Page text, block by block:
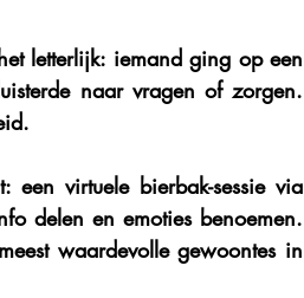
letterlijk: iemand ging op een
naar vragen of zorgen.
een virtuele bierbak-sessie via
delen en emoties benoemen.
waardevolle gewoontes in